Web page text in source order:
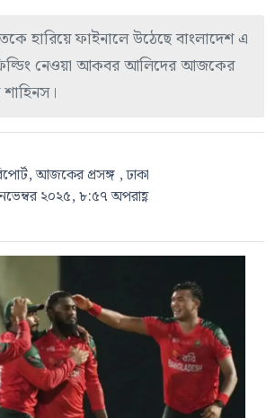
হারিয়ে ফাইনালে উঠেছে বাংলাদেশ এ
নেওয়া আকবর আলিদের আজকের
শাহিনস।
আজকের প্রসঙ্গ , ঢাকা
২০২৫, ৮:৫৭ অপরাহ্ণ